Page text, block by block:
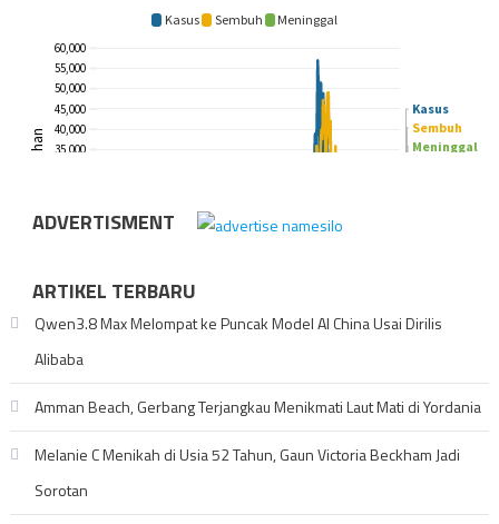
ADVERTISMENT
ARTIKEL TERBARU
Qwen3.8 Max Melompat ke Puncak Model AI China Usai Dirilis
Alibaba
Amman Beach, Gerbang Terjangkau Menikmati Laut Mati di Yordania
Melanie C Menikah di Usia 52 Tahun, Gaun Victoria Beckham Jadi
Sorotan